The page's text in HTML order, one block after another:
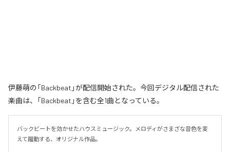
伊藤萌の「Backbeat」が配信開始された。今回デジタル配信された
楽曲は、「Backbeat」を含む全1曲となっている。
バックビートを効かせたハウスミュージック。メロディがさまざな音色を変
えて躍動する、オリジナル作品。